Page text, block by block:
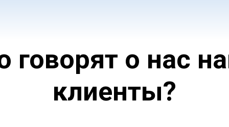
говорят о нас
клиенты?